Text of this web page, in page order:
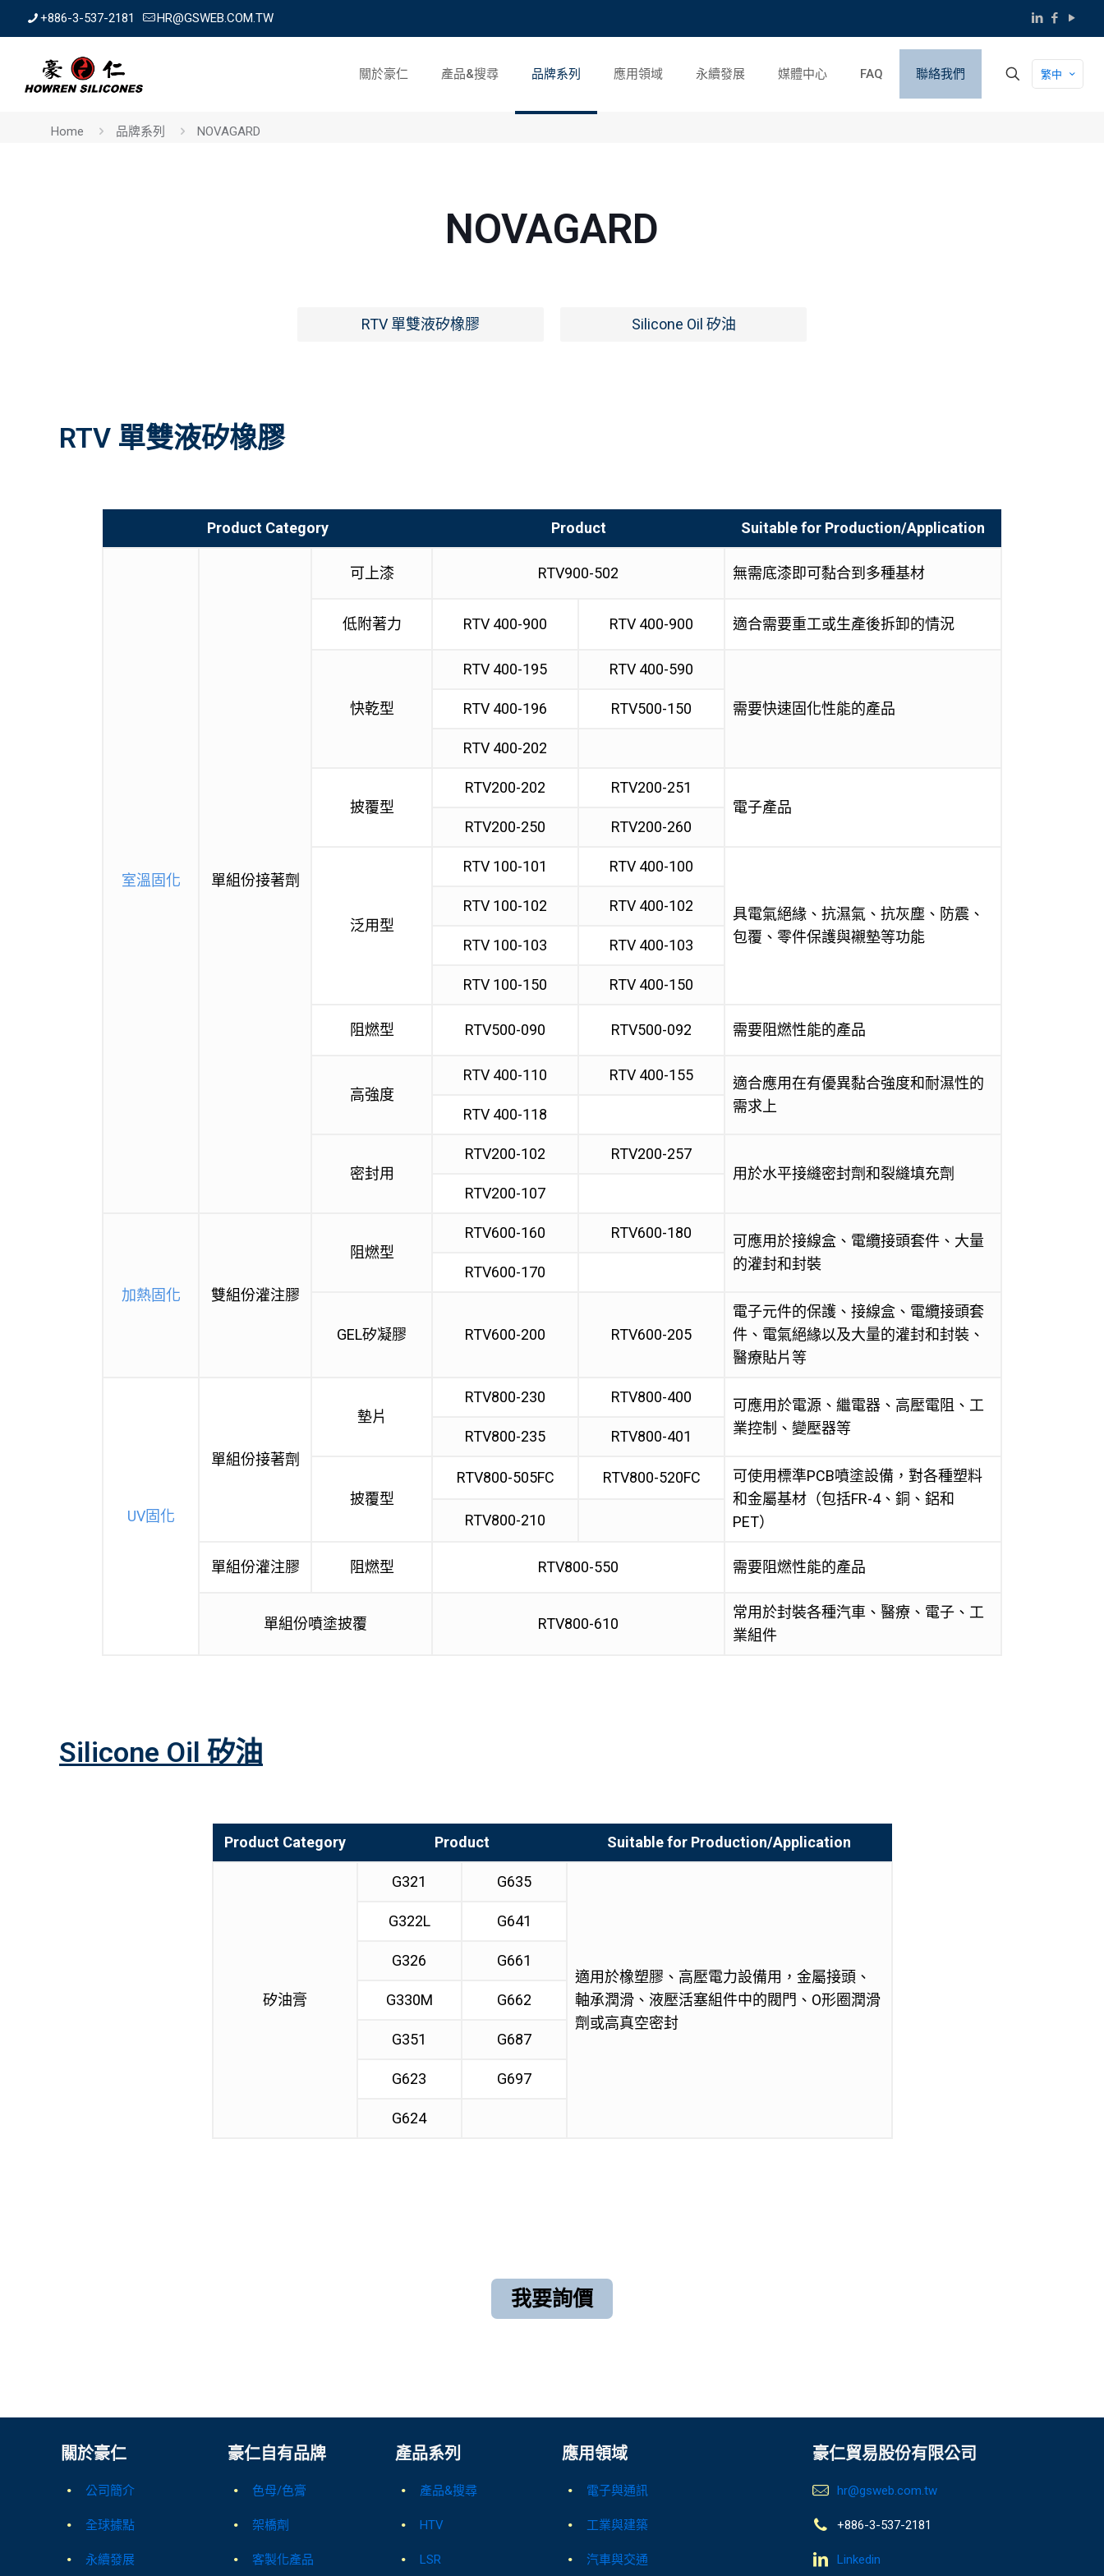
+886-3-537-2181 HR@GSWEB.COM.TW
關於豪仁 產品&搜尋 品牌系列 應用領域 永續發展 媒體中心 FAQ 聯絡我們 繁中
Home 品牌系列 NOVAGARD
NOVAGARD
RTV 單雙液矽橡膠 Silicone Oil 矽油
RTV 單雙液矽橡膠
Product Category Product Suitable for Production/Application
室溫固化 單組份接著劑
可上漆 RTV900-502 無需底漆即可黏合到多種基材
低附著力 RTV 400-900 RTV 400-900 適合需要重工或生產後拆卸的情況
快乾型
RTV 400-195 RTV 400-590
需要快速固化性能的產品
RTV 400-196 RTV500-150
RTV 400-202
披覆型
RTV200-202
RTV200-251
電子產品
RTV200-250
RTV200-260
泛用型
RTV 100-101 RTV 400-100
具電氣絕緣、抗濕氣、抗灰塵、防震、
包覆、零件保護與襯墊等功能
RTV 100-102 RTV 400-102
RTV 100-103 RTV 400-103
RTV 100-150 RTV 400-150
阻燃型 RTV500-090 RTV500-092 需要阻燃性能的產品
高強度
RTV 400-110 RTV 400-155
適合應用在有優異黏合強度和耐濕性的
需求上
RTV 400-118
密封用
RTV200-102
RTV200-257
用於水平接縫密封劑和裂縫填充劑
RTV200-107
加熱固化 雙組份灌注膠
阻燃型
RTV600-160 RTV600-180
可應用於接線盒、電纜接頭套件、大量
的灌封和封裝
RTV600-170
GEL矽凝膠 RTV600-200 RTV600-205
電子元件的保護、接線盒、電纜接頭套
件、電氣絕緣以及大量的灌封和封裝、
醫療貼片等
UV固化
單組份接著劑
墊片
RTV800-230 RTV800-400
可應用於電源、繼電器、高壓電阻、工
業控制、變壓器等
RTV800-235 RTV800-401
披覆型
RTV800-505FC RTV800-520FC
可使用標準PCB噴塗設備，對各種塑料
和金屬基材（包括FR-4、銅、鋁和
PET）
RTV800-210
單組份灌注膠 阻燃型 RTV800-550 需要阻燃性能的產品
單組份噴塗披覆 RTV800-610
常用於封裝各種汽車、醫療、電子、工
業組件
Silicone Oil 矽油
Product Category Product Suitable for Production/Application
矽油膏
G321 G635
適用於橡塑膠、高壓電力設備用，金屬接頭、
軸承潤滑、液壓活塞組件中的閥門、O形圈潤滑
劑或高真空密封
G322L G641
G326 G661
G330M G662
G351 G687
G623 G697
G624
我要詢價
關於豪仁
公司簡介
全球據點
永續發展
豪仁自有品牌
色母/色膏
架橋劑
客製化產品
產品系列
產品&搜尋
HTV
LSR
應用領域
電子與通訊
工業與建築
汽車與交通
豪仁貿易股份有限公司
hr@gsweb.com.tw
+886-3-537-2181
Linkedin